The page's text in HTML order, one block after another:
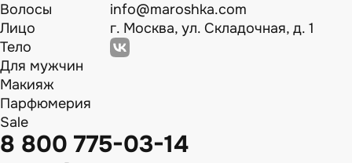
Волосы
Лицо
Тело
Для мужчин
Макияж
Парфюмерия
Sale
info@maroshka.com
г. Москва, ул. Складочная, д. 1
8 800 775-03-14